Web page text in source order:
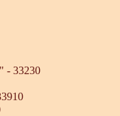
- 33230